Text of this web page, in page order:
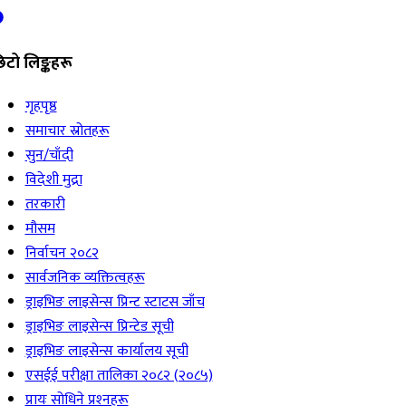
लिङ्कहरू
गृहपृष्ठ
समाचार स्रोतहरू
सुन/चाँदी
विदेशी मुद्रा
तरकारी
मौसम
निर्वाचन २०८२
सार्वजनिक व्यक्तित्वहरू
ड्राइभिङ लाइसेन्स प्रिन्ट स्टाटस जाँच
ड्राइभिङ लाइसेन्स प्रिन्टेड सूची
ड्राइभिङ लाइसेन्स कार्यालय सूची
एसईई परीक्षा तालिका २०८२ (२०८५)
प्रायः सोधिने प्रश्‍नहरू